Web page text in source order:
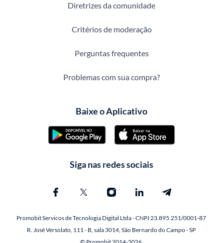
Diretrizes da comunidade
Critérios de moderação
Perguntas frequentes
Problemas com sua compra?
Baixe o Aplicativo
Siga nas redes sociais
Promobit Servicos de Tecnologia Digital Ltda - CNPJ 23.895.251/0001-87
R. José Versolato, 111 - B, sala 3014, São Bernardo do Campo - SP